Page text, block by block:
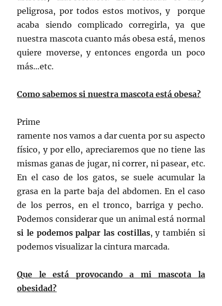
peligrosa, por todos estos motivos, y porque
acaba siendo complicado corregirla, ya que
nuestra mascota cuanto más obesa está, menos
quiere moverse, y entonces engorda un poco
más…etc.
Como sabemos si nuestra mascota está obesa?
Prime
ramente nos vamos a dar cuenta por su aspecto
físico, y por ello, apreciaremos que no tiene las
mismas ganas de jugar, ni correr, ni pasear, etc.
En el caso de los gatos, se suele acumular la
grasa en la parte baja del abdomen. En el caso
de los perros, en el tronco, barriga y pecho.
Podemos considerar que un animal está normal
si le podemos palpar las costillas, y también si
podemos visualizar la cintura marcada.
Que le está provocando a mi mascota la
obesidad?